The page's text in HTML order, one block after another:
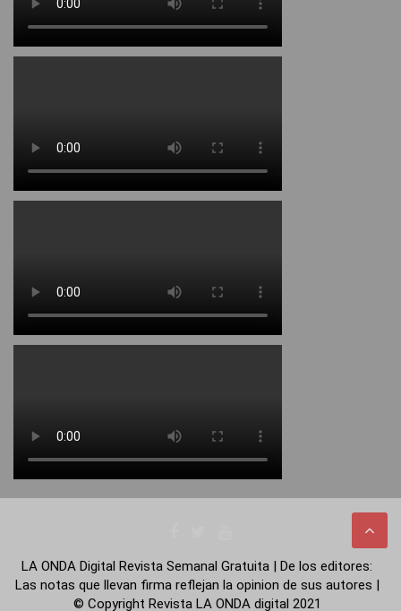
LA ONDA Digital Revista Semanal Gratuita | De los editores:
Las notas que llevan firma reflejan la opinion de sus autores |
© Copyright Revista LA ONDA digital 2021